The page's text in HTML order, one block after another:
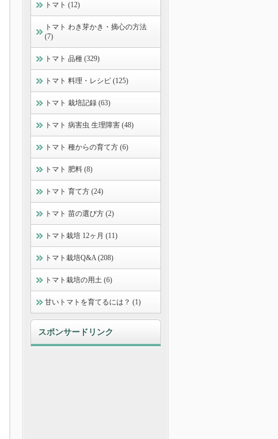
トマト (12)
トマト わき芽かき・摘心の方法
(7)
トマト 品種 (329)
トマト 料理・レシピ (125)
トマト 栽培記録 (63)
トマト 病害虫 生理障害 (48)
トマト 種からの育て方 (6)
トマト 肥料 (8)
トマト 育て方 (24)
トマト 苗の選び方 (2)
トマト栽培 12ヶ月 (11)
トマト栽培Q&A (208)
トマト栽培の用土 (6)
甘いトマトを育てるには？ (1)
スポンサードリンク